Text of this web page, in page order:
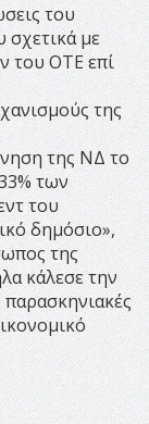
του
με
του ΟΤΕ επί
της
της ΝΔ το
των
του
δημόσιο»,
της
κάλεσε την